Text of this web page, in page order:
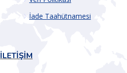
İade Taahütnamesi
İLETIŞIM